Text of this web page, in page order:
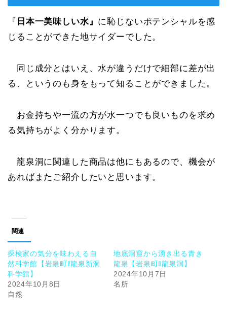
『 日本一美味しい水』 に恥じないポテンシャルを感
じることができた地サイダーでした。
同じ成分とはいえ、水が違うだけで細部に差が出
る、というのも身をもって知ることができました。
お金持ちや一流の方が水一つでも良いものを求め
る気持ちがよく分かります。
龍泉洞に関連した商品は他にもあるので、機会が
あればまたご紹介したいと思います。
関連
探検家の気分を味わえる自
然科学館【岩泉町‖龍泉新洞
科学館】
2024年10月8日
自然
地底洞窟から湧き出る青き
龍泉【岩泉町‖龍泉洞】
2024年10月7日
名所